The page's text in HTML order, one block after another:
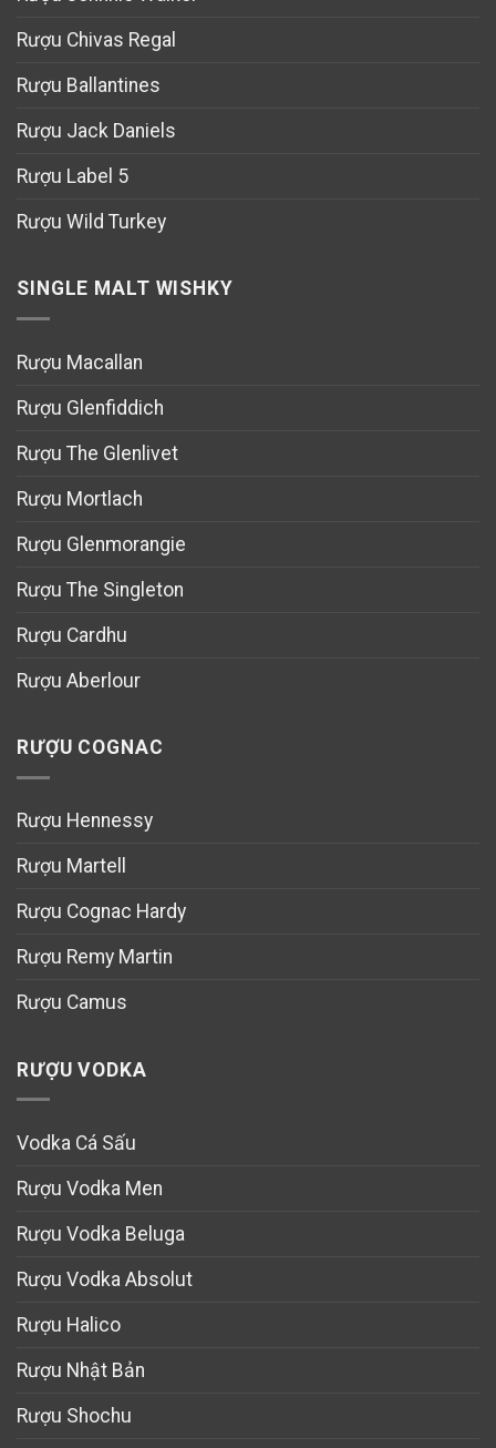
Rượu Chivas Regal
Rượu Ballantines
Rượu Jack Daniels
Rượu Label 5
Rượu Wild Turkey
SINGLE MALT WISHKY
Rượu Macallan
Rượu Glenfiddich
Rượu The Glenlivet
Rượu Mortlach
Rượu Glenmorangie
Rượu The Singleton
Rượu Cardhu
Rượu Aberlour
RƯỢU COGNAC
Rượu Hennessy
Rượu Martell
Rượu Cognac Hardy
Rượu Remy Martin
Rượu Camus
RƯỢU VODKA
Vodka Cá Sấu
Rượu Vodka Men
Rượu Vodka Beluga
Rượu Vodka Absolut
Rượu Halico
Rượu Nhật Bản
Rượu Shochu